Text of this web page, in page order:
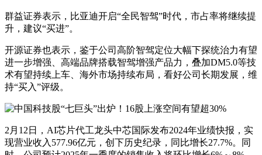
群益证券表示，比亚迪开启“全民智驾”时代，市占率将继续提
升，建议“买进”。
开源证券也表示，鉴于公司高阶智驾定位大幅下探统治力有望
进一步增强、高端品牌搭载智驾增强产品力，叠加DM5.0等技
术有望持续上车、海外市场持续布局，看好公司长期发展，维
持“买入”评级。
2月12日，AI芯片代工龙头中芯国际发布2024年业绩快报，实
现营业收入577.96亿元，创下历史纪录，同比增长27.7%。同